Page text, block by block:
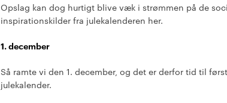
Opslag kan dog hurtigt blive væk i strømmen på de
inspirationskilder fra julekalenderen her.
1. december
Så ramte vi den 1. december, og det er derfor tid til
julekalender.